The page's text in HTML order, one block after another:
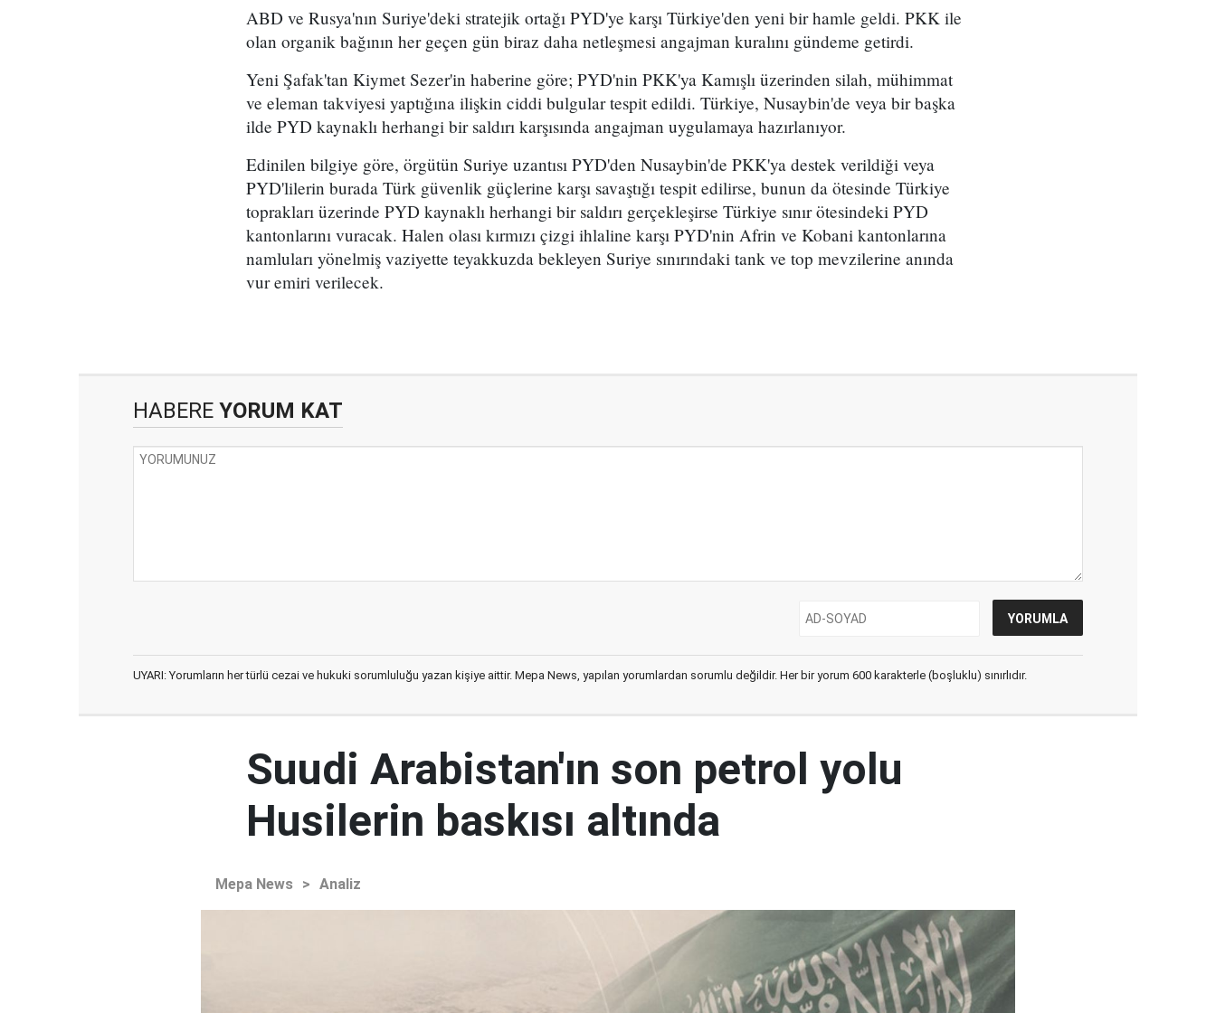
ABD ve Rusya'nın Suriye'deki stratejik ortağı PYD'ye karşı Türkiye'den yeni bir hamle geldi. PKK ile
olan organik bağının her geçen gün biraz daha netleşmesi angajman kuralını gündeme getirdi.
Yeni Şafak'tan Kiymet Sezer'in haberine göre; PYD'nin PKK'ya Kamışlı üzerinden silah, mühimmat
ve eleman takviyesi yaptığına ilişkin ciddi bulgular tespit edildi. Türkiye, Nusaybin'de veya bir başka
ilde PYD kaynaklı herhangi bir saldırı karşısında angajman uygulamaya hazırlanıyor.
Edinilen bilgiye göre, örgütün Suriye uzantısı PYD'den Nusaybin'de PKK'ya destek verildiği veya
PYD'lilerin burada Türk güvenlik güçlerine karşı savaştığı tespit edilirse, bunun da ötesinde Türkiye
toprakları üzerinde PYD kaynaklı herhangi bir saldırı gerçekleşirse Türkiye sınır ötesindeki PYD
kantonlarını vuracak. Halen olası kırmızı çizgi ihlaline karşı PYD'nin Afrin ve Kobani kantonlarına
namluları yönelmiş vaziyette teyakkuzda bekleyen Suriye sınırındaki tank ve top mevzilerine anında
vur emiri verilecek.
HABERE YORUM KAT
UYARI: Yorumların her türlü cezai ve hukuki sorumluluğu yazan kişiye aittir. Mepa News, yapılan yorumlardan sorumlu değildir. Her bir yorum 600 karakterle (boşluklu) sınırlıdır.
Suudi Arabistan'ın son petrol yolu
Husilerin baskısı altında
Mepa News > Analiz